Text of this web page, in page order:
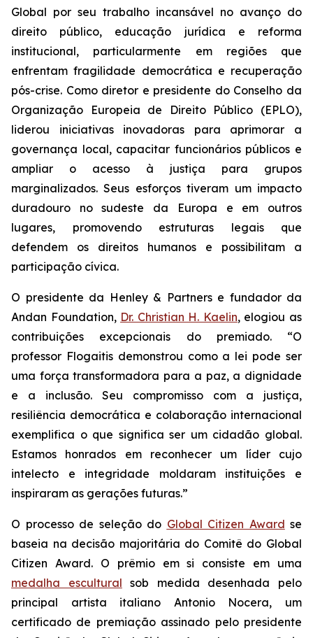
Global por seu trabalho incansável no avanço do
direito público, educação jurídica e reforma
institucional, particularmente em regiões que
enfrentam fragilidade democrática e recuperação
pós-crise. Como diretor e presidente do Conselho da
Organização Europeia de Direito Público (EPLO),
liderou iniciativas inovadoras para aprimorar a
governança local, capacitar funcionários públicos e
ampliar o acesso à justiça para grupos
marginalizados. Seus esforços tiveram um impacto
duradouro no sudeste da Europa e em outros
lugares, promovendo estruturas legais que
defendem os direitos humanos e possibilitam a
participação cívica.
O presidente da Henley & Partners e fundador da
Andan Foundation, Dr. Christian H. Kaelin, elogiou as
contribuições excepcionais do premiado. “O
professor Flogaitis demonstrou como a lei pode ser
uma força transformadora para a paz, a dignidade
e a inclusão. Seu compromisso com a justiça,
resiliência democrática e colaboração internacional
exemplifica o que significa ser um cidadão global.
Estamos honrados em reconhecer um líder cujo
intelecto e integridade moldaram instituições e
inspiraram as gerações futuras.”
O processo de seleção do Global Citizen Award se
baseia na decisão majoritária do Comitê do Global
Citizen Award. O prêmio em si consiste em uma
medalha escultural sob medida desenhada pelo
principal artista italiano Antonio Nocera, um
certificado de premiação assinado pelo presidente